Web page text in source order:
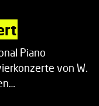
Piano
von W.